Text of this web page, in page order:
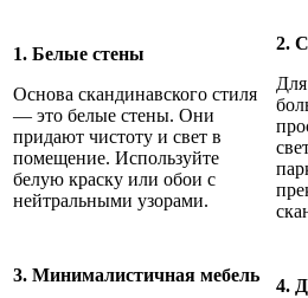
1. Белые стены
Основа скандинавского стиля
— это белые стены. Они
придают чистоту и свет в
помещение. Используйте
белую краску или обои с
нейтральными узорами.
2.
3. Минималистичная мебель
4.